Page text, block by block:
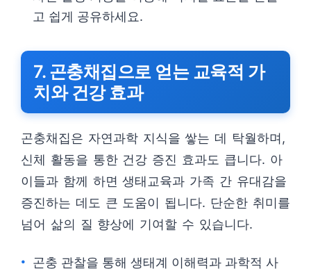
고 쉽게 공유하세요.
7. 곤충채집으로 얻는 교육적 가
치와 건강 효과
곤충채집은 자연과학 지식을 쌓는 데 탁월하며,
신체 활동을 통한 건강 증진 효과도 큽니다. 아
이들과 함께 하면 생태교육과 가족 간 유대감을
증진하는 데도 큰 도움이 됩니다. 단순한 취미를
넘어 삶의 질 향상에 기여할 수 있습니다.
곤충 관찰을 통해 생태계 이해력과 과학적 사